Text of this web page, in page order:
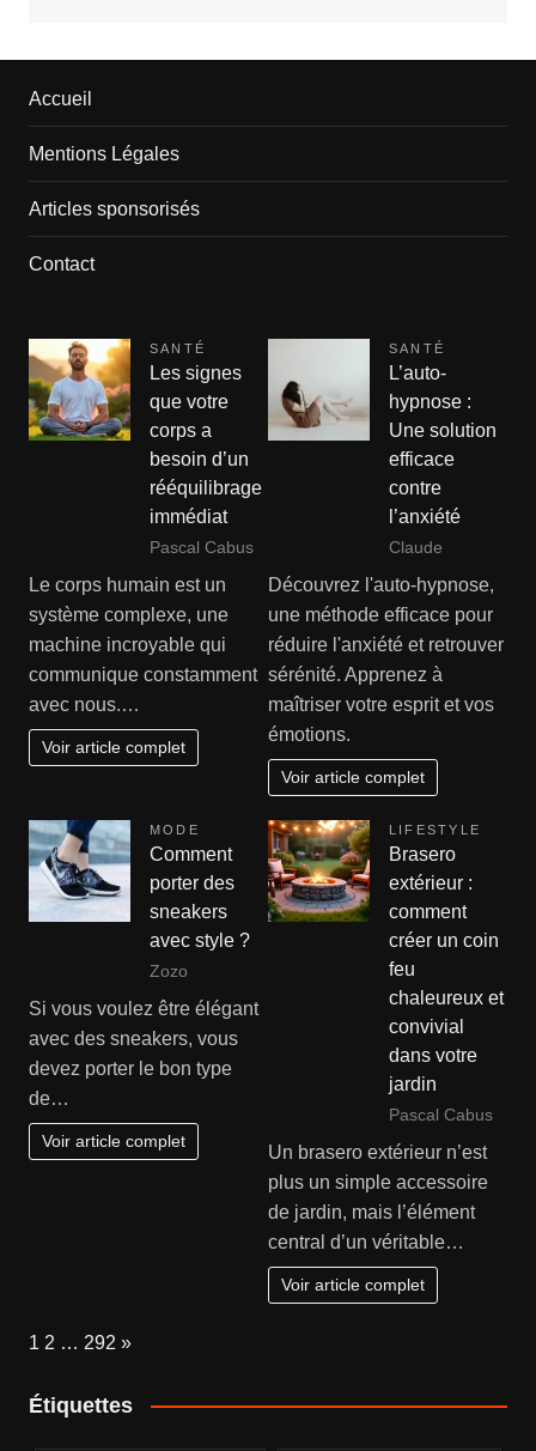
Accueil
Mentions Légales
Articles sponsorisés
Contact
SANTÉ
Les signes
que votre
corps a
besoin d’un
rééquilibrage
immédiat
Pascal Cabus
Le corps humain est un
système complexe, une
machine incroyable qui
communique constamment
avec nous.…
Voir article complet
SANTÉ
L’auto-
hypnose :
Une solution
efficace
contre
l’anxiété
Claude
Découvrez l'auto-hypnose,
une méthode efficace pour
réduire l'anxiété et retrouver
sérénité. Apprenez à
maîtriser votre esprit et vos
émotions.
Voir article complet
MODE
Comment
porter des
sneakers
avec style ?
Zozo
Si vous voulez être élégant
avec des sneakers, vous
devez porter le bon type
de…
Voir article complet
LIFESTYLE
Brasero
extérieur :
comment
créer un coin
feu
chaleureux et
convivial
dans votre
jardin
Pascal Cabus
Un brasero extérieur n’est
plus un simple accessoire
de jardin, mais l’élément
central d’un véritable…
Voir article complet
Page:
1 2 … 292 Next
»
Étiquettes